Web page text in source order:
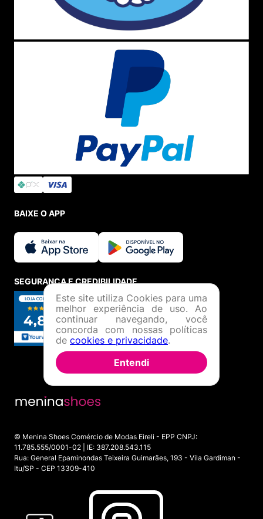
BAIXE O APP
SEGURANÇA E CREDIBILIDADE
© Menina Shoes Comércio de Modas Eireli - EPP CNPJ:
11.785.555/0001-02 | IE: 387.208.543.115
Rua: General Epaminondas Teixeira Guimarães, 193 - Vila Gardiman -
Itu/SP - CEP 13309-410
Este site utiliza Cookies para uma
melhor experiência de uso. Ao
continuar navegando, você
concorda com nossas políticas
de cookies e privacidade.
Entendi